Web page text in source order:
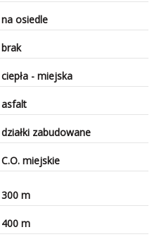
na osiedle
brak
ciepła - miejska
asfalt
działki zabudowane
C.O. miejskie
300 m
400 m